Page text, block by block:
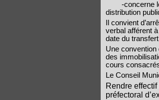
-concerne
distribution
Il convient
verbal afférent
date du
Une convention
des
cours
Le Conseil
Rendre
préfectoral